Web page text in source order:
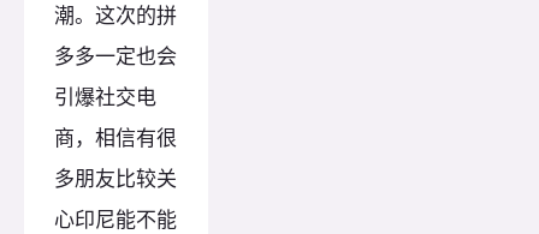
潮。这次的拼
多多一定也会
引爆社交电
商，相信有很
多朋友比较关
心印尼能不能